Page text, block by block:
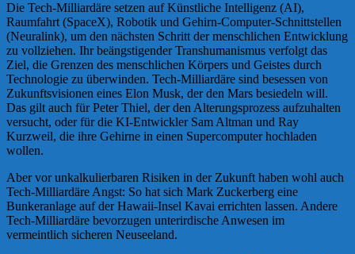
Die Tech-Milliardäre setzen auf Künstliche Intelligenz (AI),
Raumfahrt (SpaceX), Robotik und Gehirn-Computer-Schnittstellen
(Neuralink), um den nächsten Schritt der menschlichen Entwicklung
zu vollziehen. Ihr beängstigender Transhumanismus verfolgt das
Ziel, die Grenzen des menschlichen Körpers und Geistes durch
Technologie zu überwinden. Tech-Milliardäre sind besessen von
Zukunftsvisionen eines Elon Musk, der den Mars besiedeln will.
Das gilt auch für Peter Thiel, der den Alterungsprozess aufzuhalten
versucht, oder für die KI-Entwickler Sam Altman und Ray
Kurzweil, die ihre Gehirne in einen Supercomputer hochladen
wollen.
Aber vor unkalkulierbaren Risiken in der Zukunft haben wohl auch
Tech-Milliardäre Angst: So hat sich Mark Zuckerberg eine
Bunkeranlage auf der Hawaii-Insel Kavai errichten lassen. Andere
Tech-Milliardäre bevorzugen unterirdische Anwesen im
vermeintlich sicheren Neuseeland.